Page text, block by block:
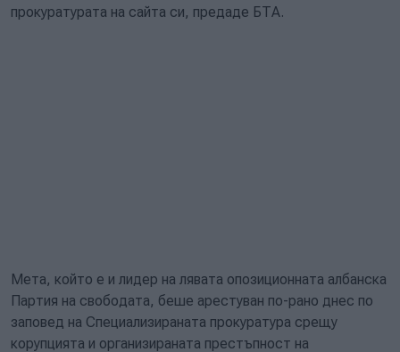
прокуратурата на сайта си, предаде БТА.
Мета, който е и лидер на лявата опозиционната албанска
Партия на свободата, беше арестуван по-рано днес по
заповед на Специализираната прокуратура срещу
корупцията и организираната престъпност на